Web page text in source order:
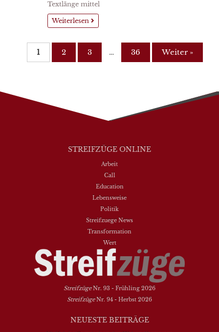
Textlänge mittel
Weiterlesen
1 2 3 … 36 Weiter »
STREIFZÜGE ONLINE
Arbeit
Call
Education
Lebensweise
Politik
Streifzuege News
Transformation
Wert
StreifzügeNr. 93 - Frühling 2026
StreifzügeNr. 94 - Herbst 2026
NEUESTE BEITRÄGE